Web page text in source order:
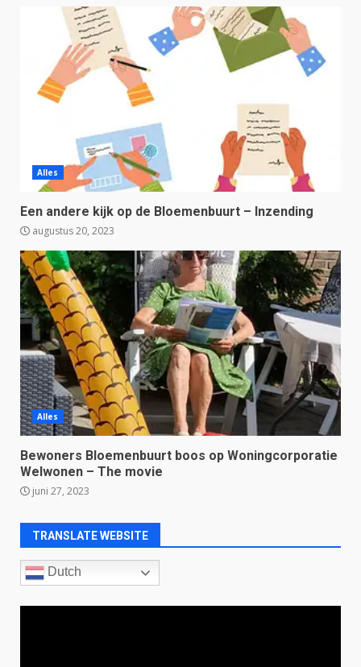
Alles
Een andere kijk op de Bloemenbuurt – Inzending
augustus 20, 2023
Alles
Bewoners Bloemenbuurt boos op Woningcorporatie
Welwonen – The movie
juni 27, 2023
TRANSLATE WEBSITE
Dutch